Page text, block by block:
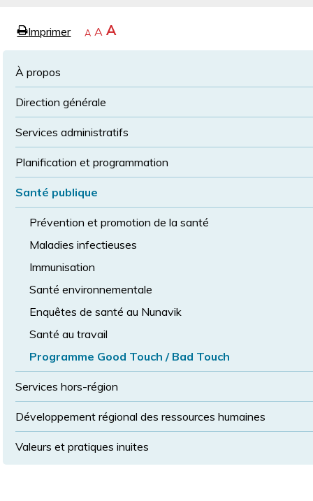
eImprimerpageRétrécir
A Revenir
à
police
A Agrandir
la
A
À propos
Direction générale
Services administratifs
Planification et programmation
Santé publique
Prévention et promotion de la santé
Maladies infectieuses
Immunisation
Santé environnementale
Enquêtes de santé au Nunavik
Santé au travail
Programme Good Touch / Bad Touch
Services hors-région
Développement régional des ressources humaines
Valeurs et pratiques inuites